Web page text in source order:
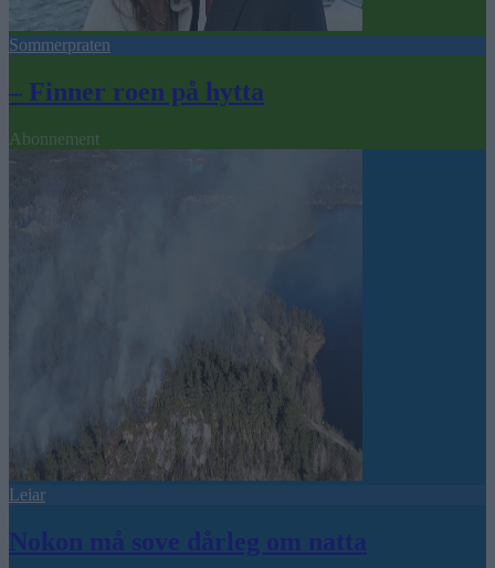
Sommerpraten
– Finner roen på hytta
Abonnement
Leiar
Nokon må sove dårleg om natta